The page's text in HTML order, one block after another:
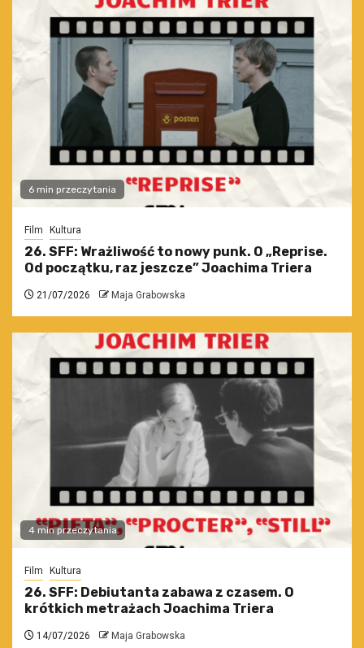
6 min przeczytania
Film Kultura
26. SFF: Wrażliwość to nowy punk. O „Reprise.
Od początku, raz jeszcze” Joachima Triera
21/07/2026 Maja Grabowska
4 min przeczytania
Film Kultura
26. SFF: Debiutanta zabawa z czasem. O
krótkich metrażach Joachima Triera
14/07/2026 Maja Grabowska